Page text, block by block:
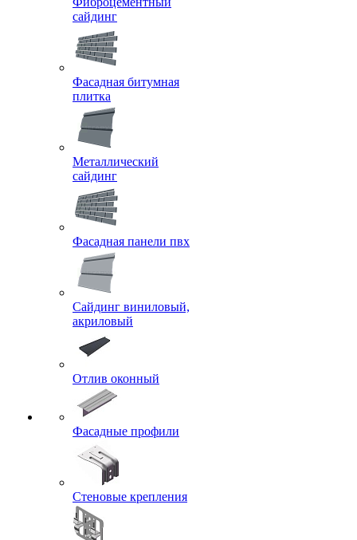
сайдинг
Фасадная битумная
плитка
Металлический
сайдинг
Фасадная панели пвх
Сайдинг виниловый,
акриловый
Отлив оконный
Фасадные профили
Стеновые крепления